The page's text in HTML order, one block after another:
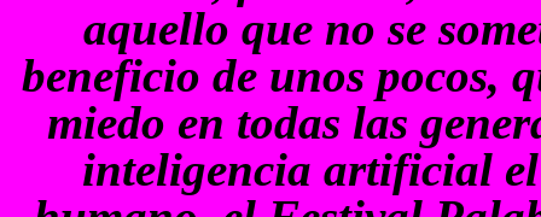
aquello que no se
beneficio de unos pocos,
miedo en todas las
inteligencia artificial